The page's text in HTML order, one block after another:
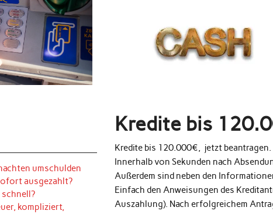
Kredite bis
Kredite bis 120.000€, jetzt
Innerhalb von Sekunden nach
Außerdem sind neben den
Einfach den Anweisungen des
Auszahlung). Nach erfolgreichem
umschulden
ausgezahlt?
kompliziert,